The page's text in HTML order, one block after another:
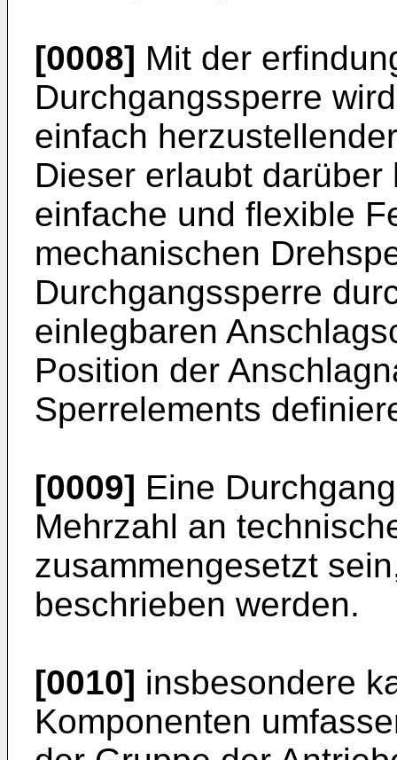
[0008] Mit der
Durchgangssperre
einfach
Dieser erlaubt
einfache und flexible
mechanischen
Durchgangssperre
einlegbaren
Position der
Sperrelements
[0009] Eine
Mehrzahl an
zusammengesetzt
beschrieben werden.
[0010] insbesondere
Komponenten